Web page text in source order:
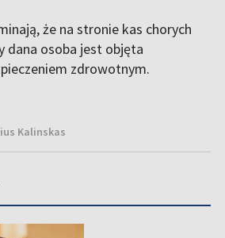
że na stronie kas chorych
dana osoba jest objęta
zdrowotnym.
Kalinskas